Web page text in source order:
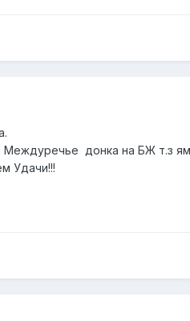
Междуречье донка на БЖ т.з
Удачи!!!